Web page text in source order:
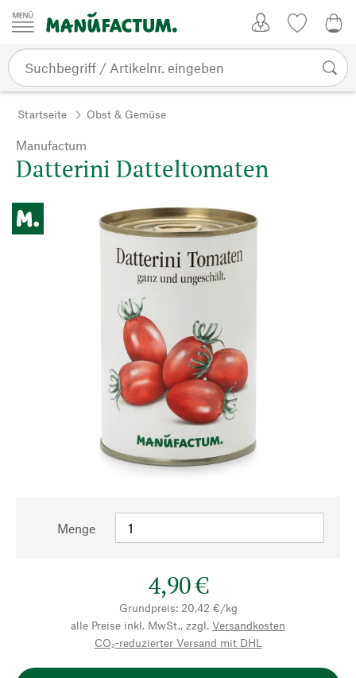
Zum Inhalt springen
Startseite Obst & Gemüse
Manufactum
Datterini Datteltomaten
Menge
4,90 €
Grundpreis: 20,42 €/kg
alle Preise inkl. MwSt., zzgl. Versandkosten
CO₂-reduzierter Versand mit DHL